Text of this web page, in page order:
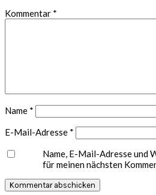
Kommentar *
Name *
E-Mail-Adresse *
Name, E-Mail-Adresse und
für meinen nächsten